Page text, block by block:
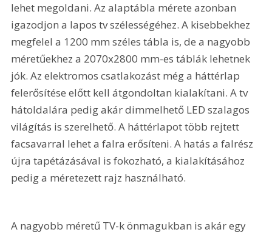
lehet megoldani. Az alaptábla mérete azonban
igazodjon a lapos tv szélességéhez. A kisebbekhez
megfelel a 1200 mm széles tábla is, de a nagyobb
méretűekhez a 2070x2800 mm-es táblák lehetnek
jók. Az elektromos csatlakozást még a háttérlap
felerősítése előtt kell átgondoltan kialakítani. A tv
hátoldalára pedig akár dimmelhető LED szalagos
világítás is szerelhető. A háttérlapot több rejtett
facsavarral lehet a falra erősíteni. A hatás a falrész
újra tapétázásával is fokozható, a kialakításához
pedig a méretezett rajz használható.
A nagyobb méretű TV-k önmagukban is akár egy